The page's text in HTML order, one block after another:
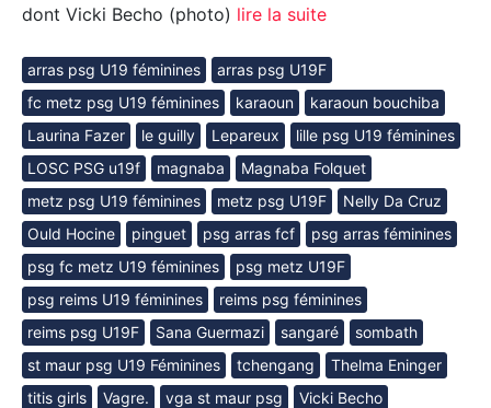
dont Vicki Becho (photo) lire la suite
arras psg U19 féminines
arras psg U19F
fc metz psg U19 féminines
karaoun
karaoun bouchiba
Laurina Fazer
le guilly Lepareux
lille psg U19 féminines
LOSC PSG u19f
magnaba
Magnaba Folquet
metz psg U19 féminines
metz psg U19F
Nelly Da Cruz
Ould Hocine
pinguet psg arras fcf
psg arras féminines
psg fc metz U19 féminines
psg metz U19F
psg reims U19 féminines
reims psg féminines
reims psg U19F
Sana Guermazi sangaré
sombath
st maur psg U19 Féminines
tchengang
Thelma Eninger
titis girls
Vagre. vga st maur psg
Vicki Becho